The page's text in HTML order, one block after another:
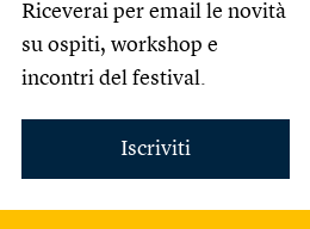
Riceverai per email le novità
su ospiti, workshop e
incontri del festival.
Iscriviti